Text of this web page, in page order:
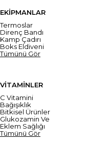
EKİPMANLAR
Termoslar
Direnç Bandı
Kamp Çadırı
Boks Eldiveni
Tümünü Gör
VİTAMİNLER
C Vitamini
Bağışıklık
Bitkisel Ürünler
Glukozamin Ve
Eklem Sağlığı
Tümünü Gör